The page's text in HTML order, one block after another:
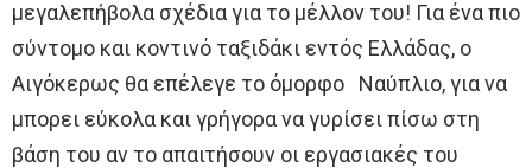
μεγαλεπήβολα σχέδια για το μέλλον του! Για ένα πιο
σύντομο και κοντινό ταξιδάκι εντός Ελλάδας, ο
Αιγόκερως θα επέλεγε το όμορφο Ναύπλιο, για να
μπορει εύκολα και γρήγορα να γυρίσει πίσω στη
βάση του αν το απαιτήσουν οι εργασιακές του